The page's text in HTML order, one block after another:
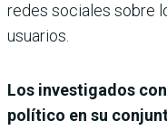
redes sociales sobre
usuarios.
Los investigados
político en su